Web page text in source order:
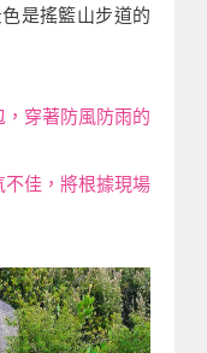
是搖籃山步道的
穿著防風防雨的
佳，將根據現場